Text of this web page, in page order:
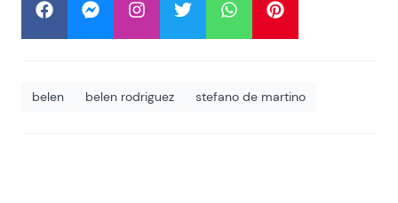
belen belen rodriguez stefano de martino